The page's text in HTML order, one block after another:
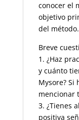
conocer el
objetivo
del método.
Breve
1. ¿Haz
y cuánto
Mysore? Si
mencionar
3. ¿Tienes
positiva